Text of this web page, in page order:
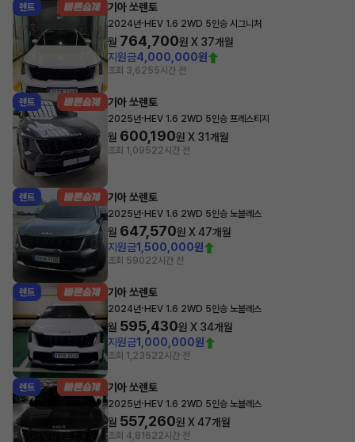
렌트 기아 쏘렌토
2024년· HEV 1.6 2WD 5인승 시그니처
월 764,700원 X 37개월
지원금4,000,000원
조회 3,6255시간 전
렌트 기아 쏘렌토
2025년· HEV 1.6 2WD 5인승 프레스티지
월 600,190원 X 31개월
조회 1,09522시간 전
렌트 기아 쏘렌토
2025년· HEV 1.6 2WD 5인승 노블레스
월 647,570원 X47개월
지원금1,500,000원
조회 59022시간 전
렌트 기아 쏘렌토
2024년· HEV 1.6 2WD 5인승 노블레스
월 595,430원 X 34개월
지원금1,000,000원
조회 1,23522시간 전
렌트 기아 쏘렌토
2025년· HEV 1.6 2WD 5인승 노블레스
월 557,260원 X47개월
조회 4,81622시간 전